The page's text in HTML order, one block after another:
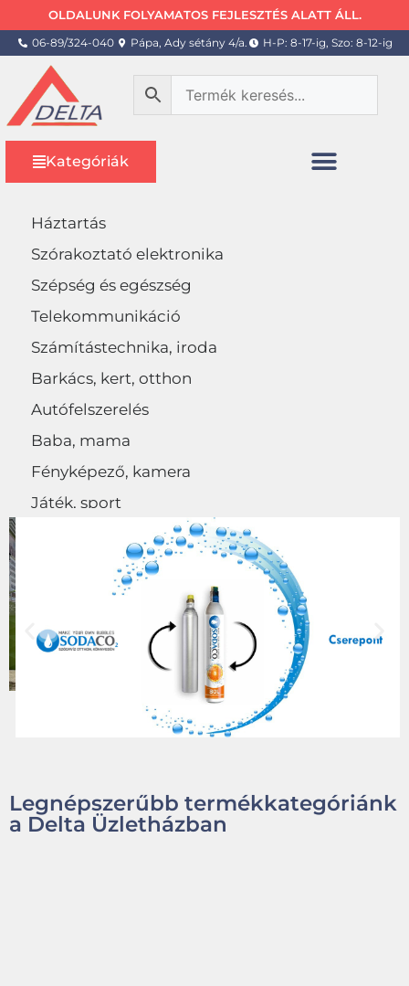
OLDALUNK FOLYAMATOS FEJLESZTÉS ALATT ÁLL.
06-89/324-040 Pápa, Ady sétány 4/a. H-P: 8-17-ig, Szo: 8-12-ig
Kategóriák
Háztartás
Szórakoztató elektronika
Szépség és egészség
Telekommunikáció
Számítástechnika, iroda
Barkács, kert, otthon
Autófelszerelés
Baba, mama
Fényképező, kamera
Játék, sport
Legnépszerűbb termékkategóriánk
a Delta Üzletházban